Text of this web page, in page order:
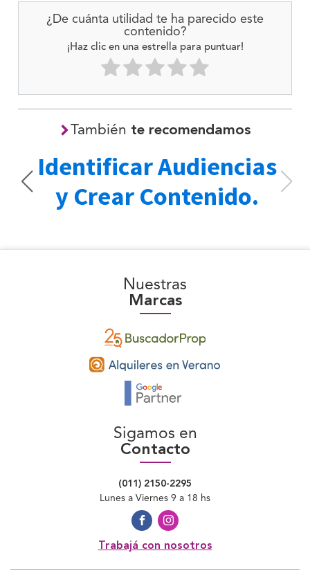
¿De cuánta utilidad te ha parecido este
contenido?
¡Haz clic en una estrella para puntuar!
También te recomendamos
Identificar Audiencias
y Crear Contenido.
Nuestras
Marcas
Sigamos en
Contacto
(011) 2150-2295
Lunes a Viernes 9 a 18 hs
Trabajá con nosotros